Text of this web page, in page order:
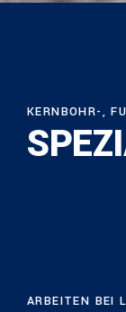
KERNBOHR-,
ARBEITEN BEI